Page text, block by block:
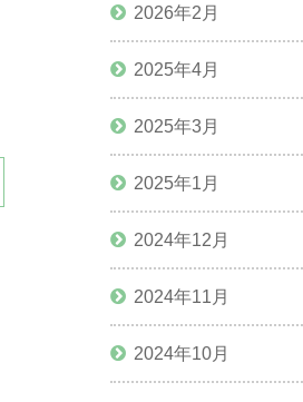
2026年2月
2025年4月
2025年3月
2025年1月
2024年12月
2024年11月
2024年10月